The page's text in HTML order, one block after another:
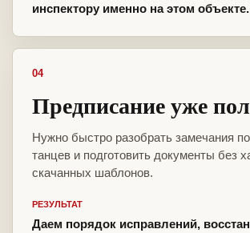
инспектору именно на этом объекте.
04
Предписание уже
Нужно быстро разобрать замечания
танцев и подготовить документы без
скачанных шаблонов.
РЕЗУЛЬТАТ
Даем порядок исправлений,